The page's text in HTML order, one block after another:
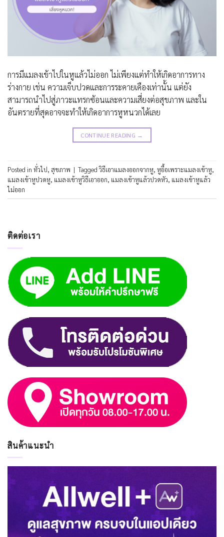
การมีแมลงเข้าไปในหูแล้วไม่ออก ไม่เพียงแต่ทำให้เกิดอาการทาง
ร่างกาย เช่น ความเจ็บปวดและการระคายเคืองเท่านั้น แต่ยัง
สามารถนำไปสู่ภาวะแทรกซ้อนและความเสี่ยงต่อสุขภาพ และใน
อันตรายที่สุดอาจจะทำให้เกิดอาการหูหนวกได้เลย
CONTINUE READING →
Posted in ทั่วไป, สุขภาพ | Taggedวิธีเอาแมลงออกจากหู, หูอื้อเพราะแมลงเข้าหู,
แมลงเข้าหูปวดหู, แมลงเข้าหูวิธีเอาออก, แมลงเข้าหูแล้วปวดหัว, แมลงเข้าหูแล้ว
ไม่ออก
ติดต่อเรา
สินค้าแนะนำ